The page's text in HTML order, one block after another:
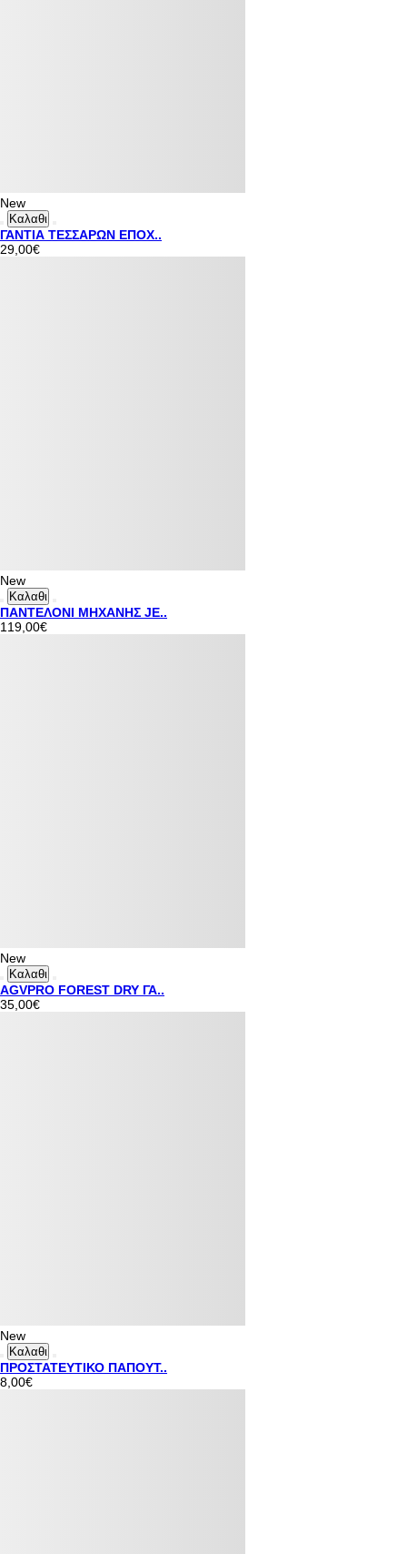
New
Καλαθι
ΓΑΝΤΙΑ ΤΕΣΣΑΡΩΝ ΕΠΟΧ..
29,00€
New
Καλαθι
ΠΑΝΤΕΛΟΝΙ ΜΗΧΑΝΗΣ JE..
119,00€
New
Καλαθι
AGVPRO FOREST DRY ΓΑ..
35,00€
New
Καλαθι
ΠΡΟΣΤΑΤΕΥΤΙΚΟ ΠΑΠΟΥΤ..
8,00€